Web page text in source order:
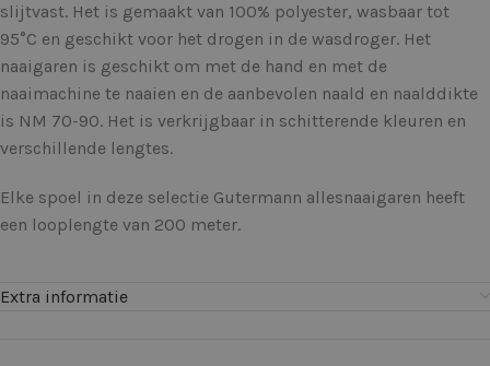
slijtvast. Het is gemaakt van 100% polyester, wasbaar tot
95°C en geschikt voor het drogen in de wasdroger. Het
naaigaren is geschikt om met de hand en met de
naaimachine te naaien en de aanbevolen naald en naalddikte
is NM 70-90. Het is verkrijgbaar in schitterende kleuren en
verschillende lengtes.
Elke spoel in deze selectie Gutermann allesnaaigaren heeft
een looplengte van 200 meter.
Extra informatie